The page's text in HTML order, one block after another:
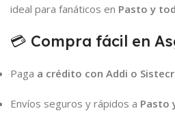
ideal para fanáticos en Pasto y
💳 Compra fácil en
Paga a crédito con Addi o
Envíos seguros y rápidos a Pasto